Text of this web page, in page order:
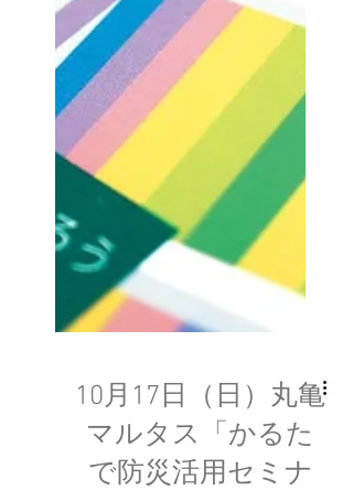
10月17日（日）丸亀
マルタス「かるた